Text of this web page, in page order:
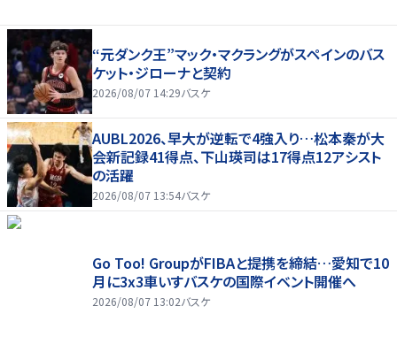
“元ダンク王”マック・マクラングがスペインのバス
ケット・ジローナと契約
2026/08/07 14:29バスケ
AUBL2026、早大が逆転で4強入り…松本秦が大
会新記録41得点、下山瑛司は17得点12アシスト
の活躍
2026/08/07 13:54バスケ
Go Too! GroupがFIBAと提携を締結…愛知で10
月に3x3車いすバスケの国際イベント開催へ
2026/08/07 13:02バスケ